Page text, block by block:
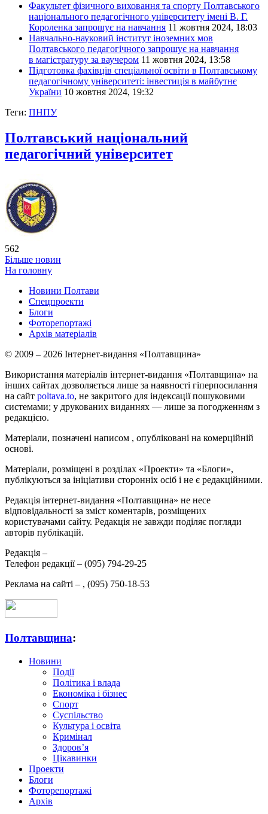
Факультет фізичного виховання та спорту Полтавського
національного педагогічного університету імені В. Г.
Короленка запрошує на навчання 11 жовтня 2024, 18:03
Навчально-науковий інститут іноземних мов
Полтавського педагогічного запрошує на навчання
в магістратуру за ваучером 11 жовтня 2024, 13:58
Підготовка фахівців спеціальної освіти в Полтавському
педагогічному університеті: інвестиція в майбутнє
України 10 жовтня 2024, 19:32
Теги: ПНПУ
Полтавський національний
педагогічний університет
562
Більше новин
На головну
Новини Полтави
Спецпроекти
Блоги
Фоторепортажі
Архів матеріалів
© 2009 – 2026 Інтернет-видання «Полтавщина»
Використання матеріалів інтернет-видання «Полтавщина» на
інших сайтах дозволяється лише за наявності гіперпосилання
на сайт poltava.to, не закритого для індексації пошуковими
системами; у друкованих виданнях — лише за погодженням з
редакцією.
Матеріали, позначені написом , опубліковані на комерційній
основі.
Матеріали, розміщені в розділах «Проекти» та «Блоги»,
публікуються за ініціативи сторонніх осіб і не є редакційними.
Редакція інтернет-видання «Полтавщина» не несе
відповідальності за зміст коментарів, розміщених
користувачами сайту. Редакція не завжди поділяє погляди
авторів публікацій.
Редакція –
Телефон редакції – (095) 794-29-25
Реклама на сайті – , (095) 750-18-53
Полтавщина:
Новини
Події
Політика і влада
Економіка і бізнес
Спорт
Суспільство
Культура і освіта
Кримінал
Здоров’я
Цікавинки
Проекти
Блоги
Фоторепортажі
Архів